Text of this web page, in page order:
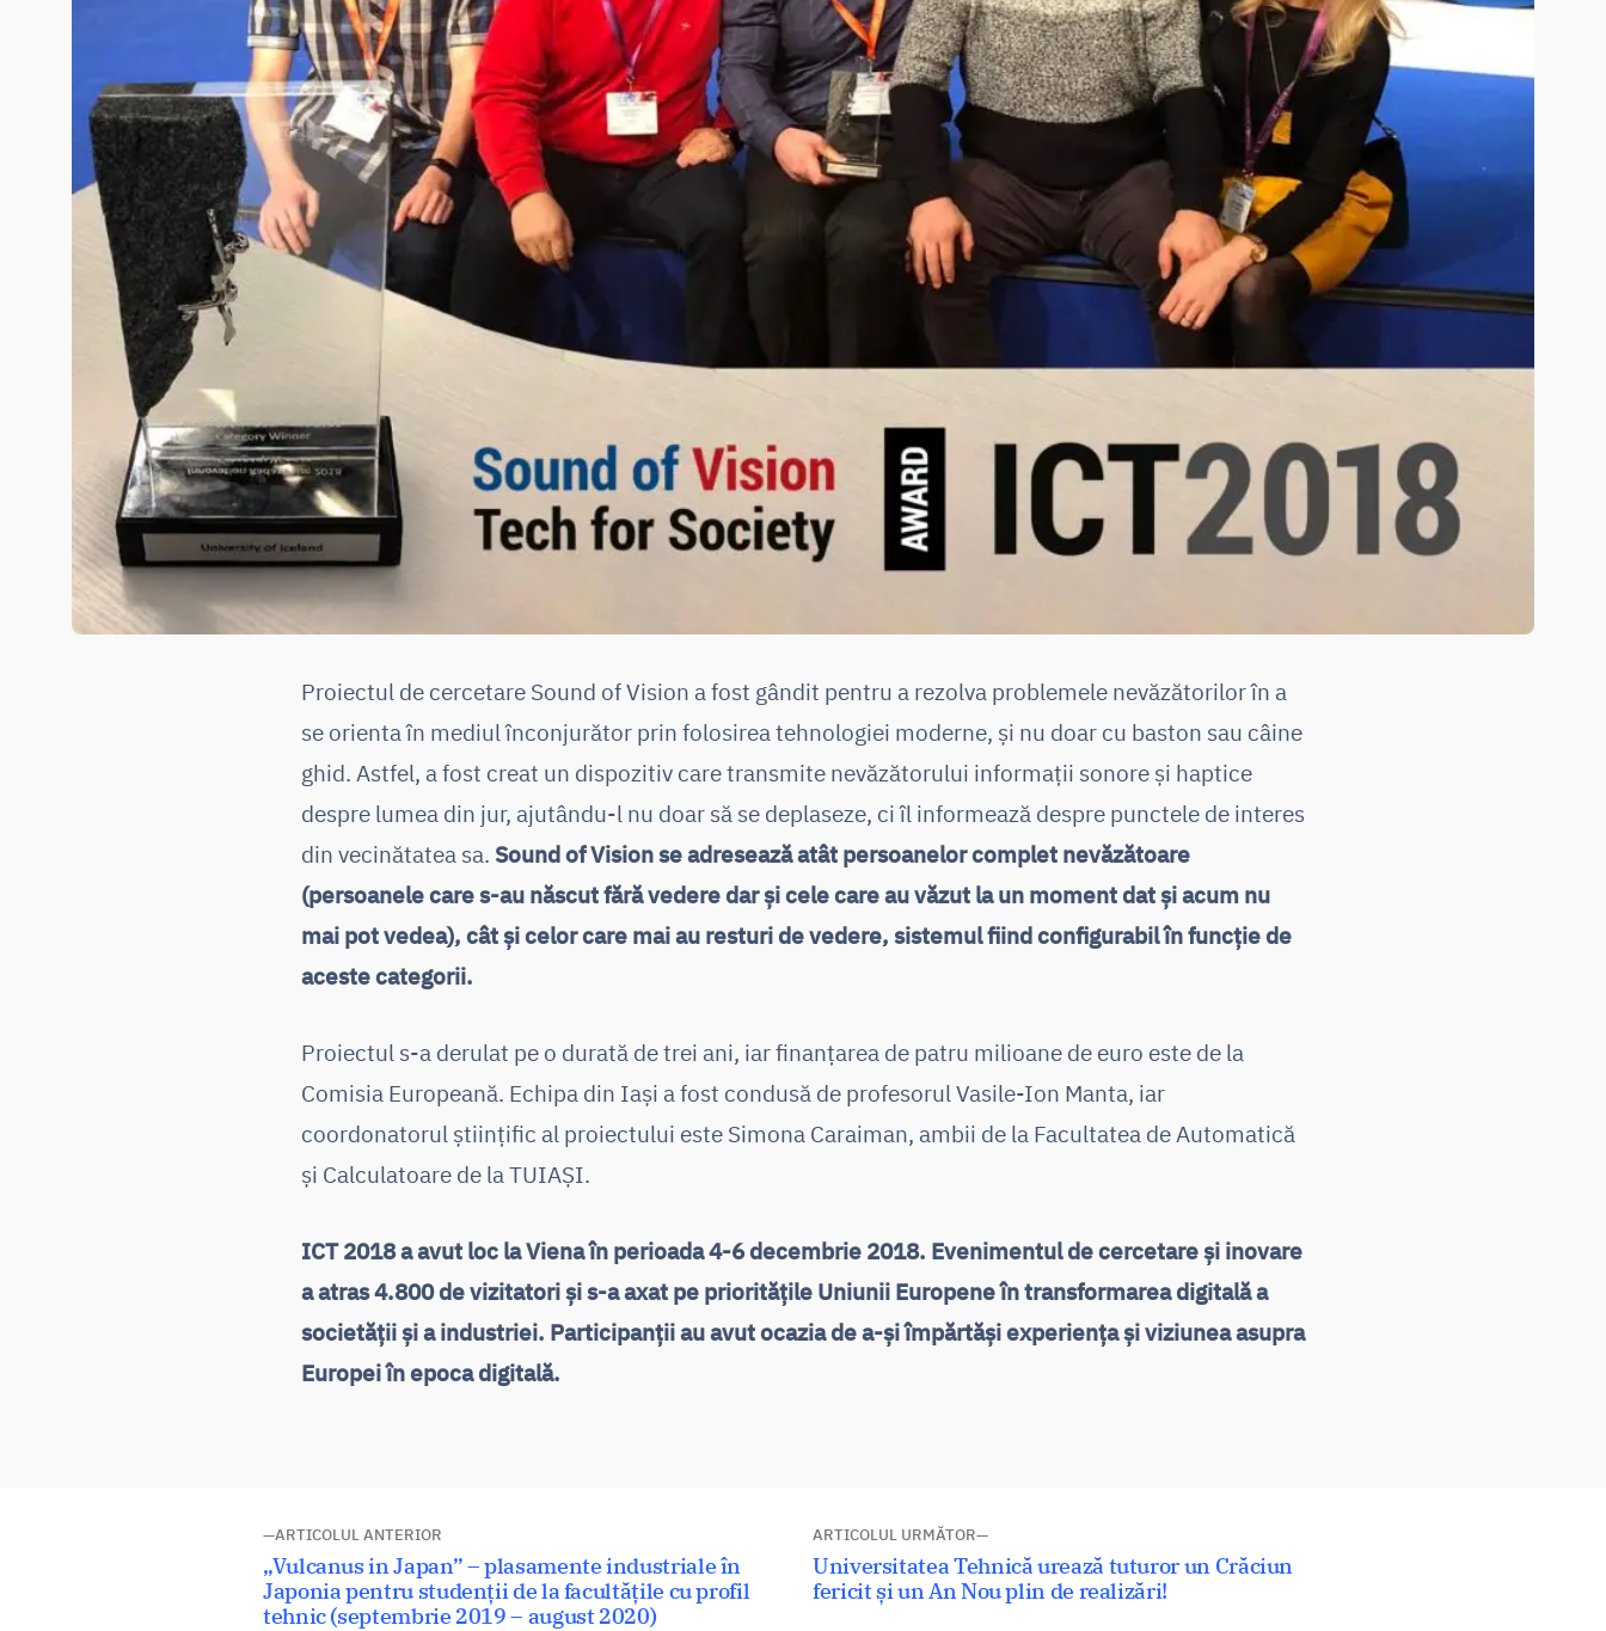
Proiectul de cercetare Sound of Vision a fost gândit pentru a rezolva problemele nevăzătorilor în a
se orienta în mediul înconjurător prin folosirea tehnologiei moderne, și nu doar cu baston sau câine
ghid. Astfel, a fost creat un dispozitiv care transmite nevăzătorului informații sonore și haptice
despre lumea din jur, ajutându-l nu doar să se deplaseze, ci îl informează despre punctele de interes
din vecinătatea sa. Sound of Vision se adresează atât persoanelor complet nevăzătoare
(persoanele care s-au născut fără vedere dar și cele care au văzut la un moment dat și acum nu
mai pot vedea), cât și celor care mai au resturi de vedere, sistemul fiind configurabil în funcție de
aceste categorii.
Proiectul s-a derulat pe o durată de trei ani, iar finanțarea de patru milioane de euro este de la
Comisia Europeană. Echipa din Iași a fost condusă de profesorul Vasile-Ion Manta, iar
coordonatorul științific al proiectului este Simona Caraiman, ambii de la Facultatea de Automatică
și Calculatoare de la TUIAȘI.
ICT 2018 a avut loc la Viena în perioada 4-6 decembrie 2018. Evenimentul de cercetare și inovare
a atras 4.800 de vizitatori și s-a axat pe prioritățile Uniunii Europene în transformarea digitală a
societății și a industriei. Participanții au avut ocazia de a-și împărtăși experiența și viziunea asupra
Europei în epoca digitală.
ARTICOLUL ANTERIOR
Articolul
anterior:
„Vulcanus in Japan” – plasamente industriale în
Japonia pentru studenții de la facultățile cu profil
tehnic (septembrie 2019 – august 2020)
ARTICOLUL URMĂTOR
Articolul
următor:
Universitatea Tehnică urează tuturor un Crăciun
fericit și un An Nou plin de realizări!